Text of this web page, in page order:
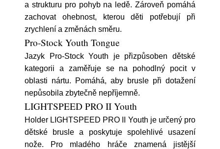
a strukturu pro pohyb na ledě. Zároveň pomáhá
zachovat ohebnost, kterou děti potřebují při
zrychlení a změnách směru.
Pro-Stock Youth Tongue
Jazyk Pro-Stock Youth je přizpůsoben dětské
kategorii a zaměřuje se na pohodlný pocit v
oblasti nártu. Pomáhá, aby brusle při dotažení
nepůsobila zbytečně nepříjemně.
LIGHTSPEED PRO II Youth
Holder LIGHTSPEED PRO II Youth je určený pro
dětské brusle a poskytuje spolehlivé usazení
nože. Pro mladého hráče znamená jistější